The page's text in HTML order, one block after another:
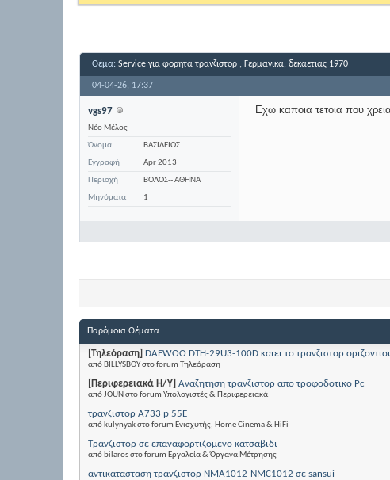
Θέμα:Service για φορητα τρανζιστορ , Γερμανικα, δεκαετιας 1970
04-04-26, 17:37
vgs97
Νέο Μέλος
Όνομα
ΒΑΣΙΛΕΙΟΣ
Εγγραφή
Apr 2013
Περιοχή
ΒΟΛΟΣ-- ΑΘΗΝΑ
Μηνύματα
1
Εχω καποια τετοια που
Παρόμοια Θέματα
[Τηλεόραση] DAEWOO DTH-29U3-100D καιει το τρανζιστορ
από BILLYSBOY στο forum Τηλεόραση
[Περιφερειακά Η/Υ] Αναζητηση τρανζιστορ απο τροφοδοτικο Pc
από JOUN στο forum Υπολογιστές & Περιφερειακά
τρανζιστορ Α733 p 55Ε
από kulynyak στο forum Eνισχυτής, Home Cinema & HiFi
Τρανζιστορ σε επαναφορτιζομενο κατσαβιδι
από bilaros στο forum Εργαλεία & Όργανα Μέτρησης
αντικατασταση τρανζιστορ NMA1012-NMC1012 σε sansui